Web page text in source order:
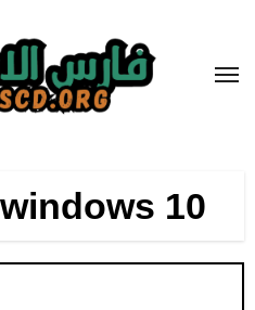
المحتوى
10